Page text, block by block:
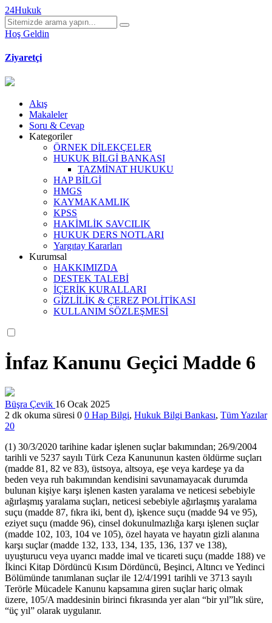
24Hukuk
Hoş Geldin
Ziyaretçi
Akış
Makaleler
Soru & Cevap
Kategoriler
ÖRNEK DİLEKÇELER
HUKUK BİLGİ BANKASI
TAZMİNAT HUKUKU
HAP BİLGİ
HMGS
KAYMAKAMLIK
KPSS
HAKİMLİK SAVCILIK
HUKUK DERS NOTLARI
Yargıtay Kararları
Kurumsal
HAKKIMIZDA
DESTEK TALEBİ
İÇERİK KURALLARI
GİZLİLİK & ÇEREZ POLİTİKASI
KULLANIM SÖZLEŞMESİ
İnfaz Kanunu Geçici Madde 6
Büşra Çevik 16 Ocak 2025
2 dk okuma süresi 0 0 Hap Bilgi, Hukuk Bilgi Bankası, Tüm Yazılar
20
(1) 30/3/2020 tarihine kadar işlenen suçlar bakımından; 26/9/2004
tarihli ve 5237 sayılı Türk Ceza Kanununun kasten öldürme suçları
(madde 81, 82 ve 83), üstsoya, altsoya, eşe veya kardeşe ya da
beden veya ruh bakımından kendisini savunamayacak durumda
bulunan kişiye karşı işlenen kasten yaralama ve neticesi sebebiyle
ağırlaşmış yaralama suçları, neticesi sebebiyle ağırlaşmış yaralama
suçu (madde 87, fıkra iki, bent d), işkence suçu (madde 94 ve 95),
eziyet suçu (madde 96), cinsel dokunulmazlığa karşı işlenen suçlar
(madde 102, 103, 104 ve 105), özel hayata ve hayatın gizli alanına
karşı suçlar (madde 132, 133, 134, 135, 136, 137 ve 138),
uyuşturucu veya uyarıcı madde imal ve ticareti suçu (madde 188) ve
İkinci Kitap Dördüncü Kısım Dördüncü, Beşinci, Altıncı ve Yedinci
Bölümünde tanımlanan suçlar ile 12/4/1991 tarihli ve 3713 sayılı
Terörle Mücadele Kanunu kapsamına giren suçlar hariç olmak
üzere, 105/A maddesinin birinci fıkrasında yer alan “bir yıl”lık süre,
“üç yıl” olarak uygulanır.